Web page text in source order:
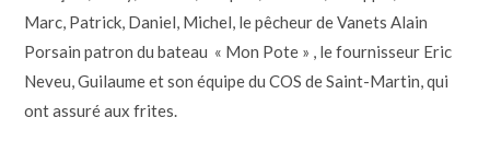
Marc, Patrick, Daniel, Michel, le pêcheur de Vanets Alain
Porsain patron du bateau « Mon Pote » , le fournisseur Eric
Neveu, Guilaume et son équipe du COS de Saint-Martin, qui
ont assuré aux frites.